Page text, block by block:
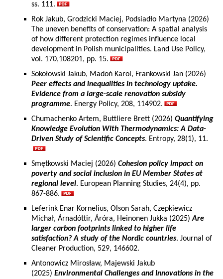
ss. 111.
Rok Jakub, Grodzicki Maciej, Podsiadło Martyna (2026)
The uneven benefits of conservation: A spatial analysis
of how different protection regimes influence local
development in Polish municipalities. Land Use Policy,
vol. 170,108201, pp. 15.
Sokołowski Jakub, Madoń Karol, Frankowski Jan (2026)
Peer effects and inequalities in technology uptake.
Evidence from a large-scale renovation subsidy
programme. Energy Policy, 208, 114902.
Chumachenko Artem, Buttliere Brett (2026) Quantifying
Knowledge Evolution With Thermodynamics: A Data-
Driven Study of Scientific Concepts. Entropy, 28(1), 11.
Smętkowski Maciej (2026) Cohesion policy impact on
poverty and social inclusion in EU Member States at
regional level. European Planning Studies, 24(4), pp.
867-886.
Leferink Enar Kornelius, Olson Sarah, Czepkiewicz
Michał, Árnadóttir, Áróra, Heinonen Jukka (2025)Are
larger carbon footprints linked to higher life
satisfaction? A study of the Nordic countries. Journal of
Cleaner Production, 529, 146602.
Antonowicz Mirosław, Majewski Jakub
(2025) Environmental Challenges and Innovations in the